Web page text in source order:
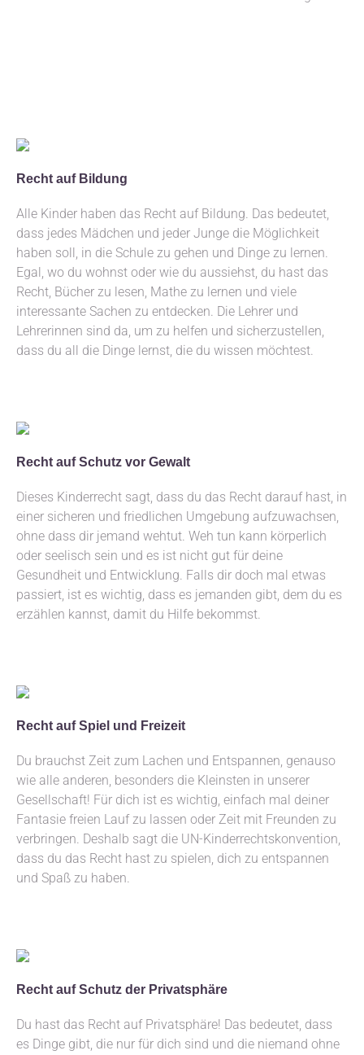
Recht auf Bildung
Alle Kinder haben das Recht auf Bildung. Das bedeutet,
dass jedes Mädchen und jeder Junge die Möglichkeit
haben soll, in die Schule zu gehen und Dinge zu lernen.
Egal, wo du wohnst oder wie du aussiehst, du hast das
Recht, Bücher zu lesen, Mathe zu lernen und viele
interessante Sachen zu entdecken. Die Lehrer und
Lehrerinnen sind da, um zu helfen und sicherzustellen,
dass du all die Dinge lernst, die du wissen möchtest.
Recht auf Schutz vor Gewalt
Dieses Kinderrecht sagt, dass du das Recht darauf hast, in
einer sicheren und friedlichen Umgebung aufzuwachsen,
ohne dass dir jemand wehtut. Weh tun kann körperlich
oder seelisch sein und es ist nicht gut für deine
Gesundheit und Entwicklung. Falls dir doch mal etwas
passiert, ist es wichtig, dass es jemanden gibt, dem du es
erzählen kannst, damit du Hilfe bekommst.
Recht auf Spiel und Freizeit
Du brauchst Zeit zum Lachen und Entspannen, genauso
wie alle anderen, besonders die Kleinsten in unserer
Gesellschaft! Für dich ist es wichtig, einfach mal deiner
Fantasie freien Lauf zu lassen oder Zeit mit Freunden zu
verbringen. Deshalb sagt die UN-Kinderrechtskonvention,
dass du das Recht hast zu spielen, dich zu entspannen
und Spaß zu haben.
Recht auf Schutz der Privatsphäre
Du hast das Recht auf Privatsphäre! Das bedeutet, dass
es Dinge gibt, die nur für dich sind und die niemand ohne